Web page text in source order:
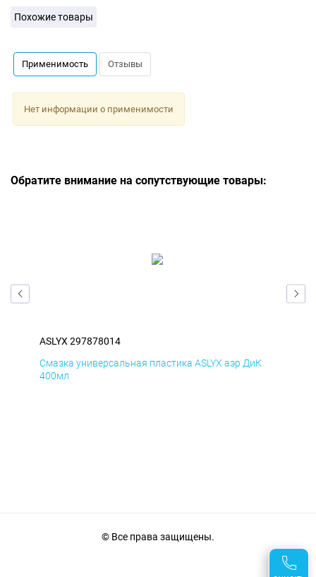
Похожие товары
Применимость Отзывы
Нет информации о применимости
Обратите внимание на сопутствующие товары:
ASLYX 297878014
Смазка универсальная пластика ASLYX аэр ДиК
400мл
© Все права защищены.